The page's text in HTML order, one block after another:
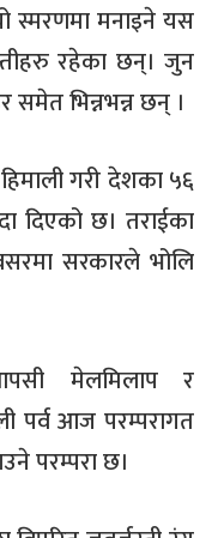
स्मरणमा मनाइने यस
रहेका छन्। जुन
समेत भिन्नभन्न छन् ।
गरी देशका ५६
दिएको छ। तराईका
सरकारले भोलि
मेलमिलाप र
पर्व आज परम्परागत
परम्परा छ।